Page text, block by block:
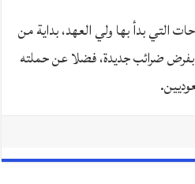
التي بدأ بها ولي العهد، بداية من
بفرض ضرائب جديدة، فضلا عن حملته